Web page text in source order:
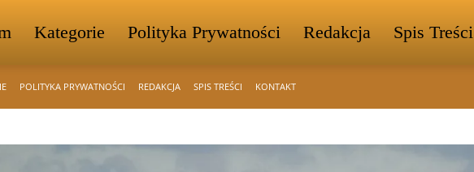
Kategorie Polityka Prywatności Redakcja Spis Treści
POLITYKA PRYWATNOŚCI REDAKCJA SPIS TREŚCI KONTAKT